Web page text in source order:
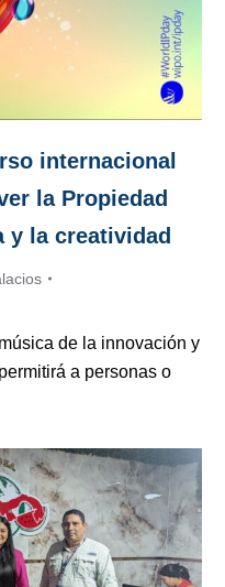
internacional
la Propiedad
y la creatividad
de la innovación y
a personas o